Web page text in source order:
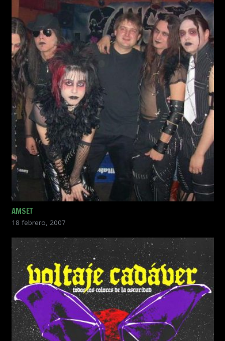
AMSET
18 febrero, 2007